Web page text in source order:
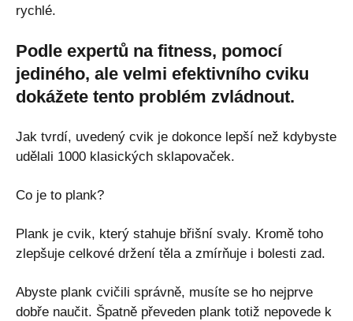
rychlé.
Podle expertů na fitness, pomocí
jediného, ​​ale velmi efektivního cviku
dokážete tento problém zvládnout.
Jak tvrdí, uvedený cvik je dokonce lepší než kdybyste
udělali 1000 klasických sklapovaček.
Co je to plank?
Plank je cvik, který stahuje břišní svaly. Kromě toho
zlepšuje celkové držení těla a zmírňuje i bolesti zad.
Abyste plank cvičili správně, musíte se ho nejprve
dobře naučit. Špatně převeden plank totiž nepovede k